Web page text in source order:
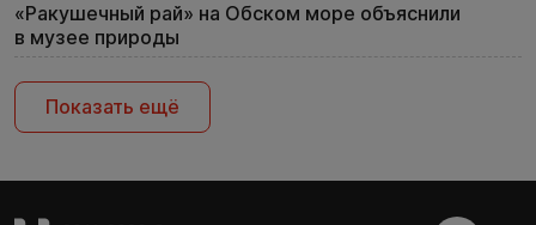
«Ракушечный рай» на Обском море объяснили
в музее природы
Показать ещё